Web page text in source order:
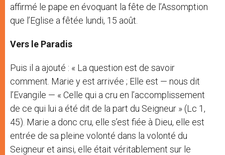
affirmé le pape en évoquant la fête de l’Assomption
que l’Eglise a fêtée lundi, 15 août.
Vers le Paradis
Puis il a ajouté : « La question est de savoir
comment. Marie y est arrivée ; Elle est — nous dit
l’Evangile — « Celle qui a cru en l’accomplissement
de ce qui lui a été dit de la part du Seigneur » (Lc 1,
45). Marie a donc cru, elle s’est fiée à Dieu, elle est
entrée de sa pleine volonté dans la volonté du
Seigneur et ainsi, elle était véritablement sur le